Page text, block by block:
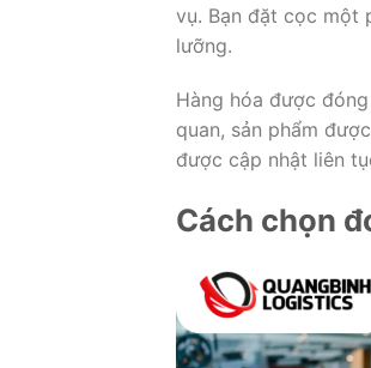
vụ. Bạn đặt cọc một
lưỡng.
Hàng hóa được
quan, sản phẩm
được cập nhật liên
Cách chọn